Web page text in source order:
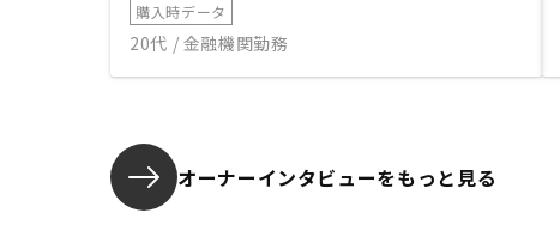
購入時データ
20代 / 金融機関勤務
オーナーインタビューをもっと見る